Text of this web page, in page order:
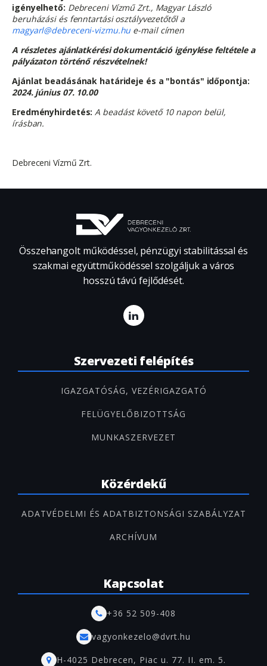
igényelhető: Debreceni Vízmű Zrt., Magyar László
beruházási és fenntartási osztályvezetőtől a
magyarl@debreceni-vizmu.hu e-mail címen
A részletes ajánlatkérési dokumentáció igénylése feltétele a
pályázaton történő részvételnek!
Ajánlat beadásának határideje és a "bontás" időpontja:
2024. június 07. 10.00
Eredményhirdetés: A beadást követő 10 napon belül,
írásban.
Debreceni Vízmű Zrt.
Összehangolt működéssel, pénzügyi stabilitással és
szakmai együttműködéssel szolgáljuk a város
hosszú távú fejlődését.
Szervezeti felépítés
IGAZGATÓSÁG, VEZÉRIGAZGATÓ
FELÜGYELŐBIZOTTSÁG
MUNKASZERVEZET
Közérdekű
ADATVÉDELMI ÉS ADATBIZTONSÁGI SZABÁLYZAT
ARCHÍVUM
Kapcsolat
+36 52 509-408
vagyonkezelo@dvrt.hu
H-4025 Debrecen, Piac u. 77. II. em. 5.